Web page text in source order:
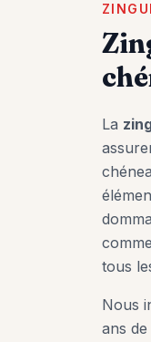
La
tous
Nous
ans